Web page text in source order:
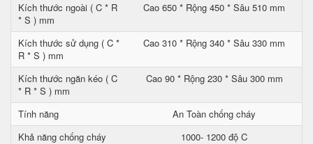
Kích thước ngoài ( C * R
* S ) mm
Cao 650 * Rộng 450 * Sâu 510 mm
Kích thước sử dụng ( C *
R * S ) mm
Cao 310 * Rộng 340 * Sâu 330 mm
Kích thước ngăn kéo ( C
* R * S ) mm
Cao 90 * Rộng 230 * Sâu 300 mm
Tính năng
An Toàn chống cháy
Khả năng chống cháy
1000- 1200 độ C